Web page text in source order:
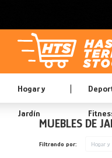
Hogar y
Jardín
MUEBLES DE
Filtrando por: Hogar y